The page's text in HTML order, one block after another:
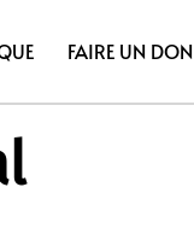
FAIRE UN DON